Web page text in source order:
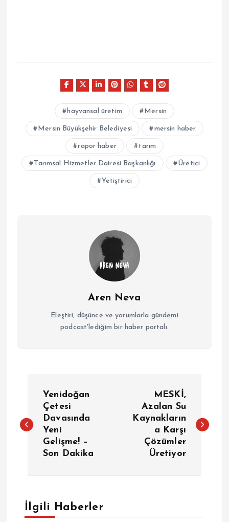
hayvansal üretim Mersin
Mersin Büyükşehir Belediyesi mersin haber
rapor haber tarım
Tarımsal Hizmetler Dairesi Başkanlığı Üretici
Yetiştirici
Aren Neva
Eleştiri, düşünce ve yorumlarla gündemi
podcast'lediğim bir haber portalı.
z
e
Yenidoğan
Çetesi
Davasında
Yeni
Gelişme! –
Son Dakika
MESKİ,
Azalan Su
Kaynakların
a Karşı
Çözümler
Üretiyor
İlgili Haberler